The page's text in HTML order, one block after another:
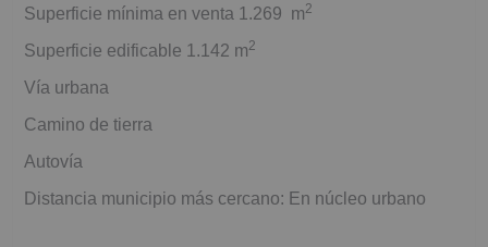
Superficie mínima en venta 1.269 m2
Superficie edificable 1.142 m2
Vía urbana
Camino de tierra
Autovía
Distancia municipio más cercano: En núcleo urbano